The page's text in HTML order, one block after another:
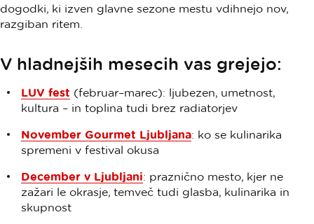
dogodki, ki izven glavne sezone mestu vdihnejo nov,
razgiban ritem.
V hladnejših mesecih vas grejejo:
LUV fest (februar–marec): ljubezen, umetnost,
kultura – in toplina tudi brez radiatorjev
November Gourmet Ljubljana: ko se kulinarika
spremeni v festival okusa
December v Ljubljani: praznično mesto, kjer ne
zažari le okrasje, temveč tudi glasba, kulinarika in
skupnost